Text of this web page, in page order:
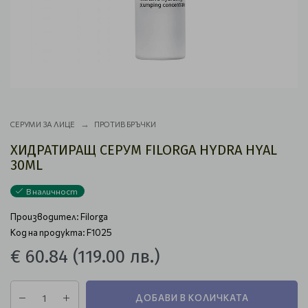
СЕРУМИ ЗА ЛИЦЕ ПРОТИВ БРЪЧКИ
ХИДРАТИРАЩ СЕРУМ FILORGA HYDRA HYAL
30ML
В наличност
Производител:Filorga
Код на продукта: F1025
€ 60.84 (119.00 лв.)
ДОБАВИ В КОЛИЧКАТА